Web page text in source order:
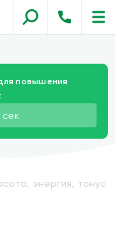
повышения
сек
энергия, тонус